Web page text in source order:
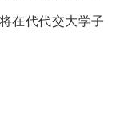
在代代交大学子